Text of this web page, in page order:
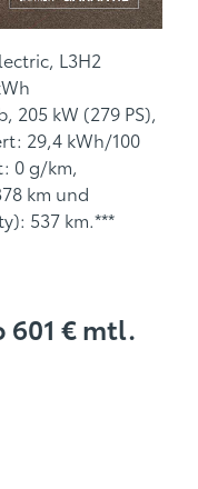
L3H2
kW (279 PS),
29,4 kWh/100
0 g/km,
km und
537 km.***
601 € mtl.